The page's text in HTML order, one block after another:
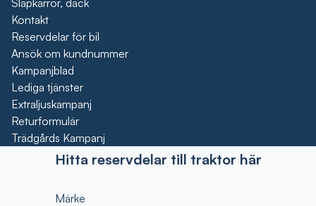
Släpkärror, däck
Kontakt
Reservdelar för bil
Ansök om kundnummer
Kampanjblad
Lediga tjänster
Extraljuskampanj
Returformulär
Trädgårds Kampanj
Hitta reservdelar till traktor här
Märke